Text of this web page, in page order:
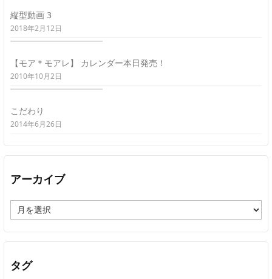
縦型動画 3
2018年2月12日
【モア＊モアレ】 カレンダー本日発売！
2010年10月2日
こだわり
2014年6月26日
アーカイブ
ー
カ
イ
タグ